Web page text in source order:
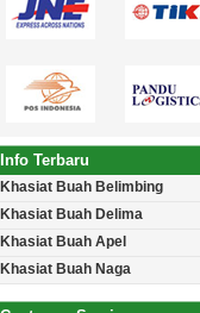
Info Terbaru
Khasiat Buah Belimbing
Khasiat Buah Delima
Khasiat Buah Apel
Khasiat Buah Naga